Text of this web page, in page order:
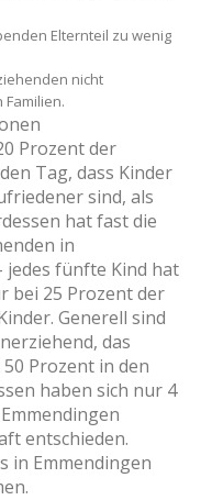
Elternteil zu wenig
nicht
Prozent der
Tag, dass Kinder
sind, als
hat fast die
in
jedes fünfte Kind hat
bei 25 Prozent der
Generell sind
das
Prozent in den
haben sich nur 4
entschieden.
in Emmendingen